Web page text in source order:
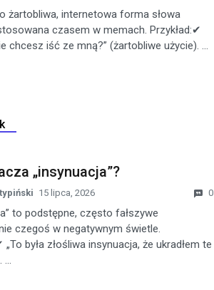
żartobliwa, internetowa forma słowa
czasem w memach. Przykład:✔
chcesz iść ze mną?” (żartobliwe użycie). ...
„insynuacja”?
15 lipca, 2026 0
to podstępne, często fałszywe
czegoś w negatywnym świetle.
„To była złośliwa insynuacja, że ukradłem te
...